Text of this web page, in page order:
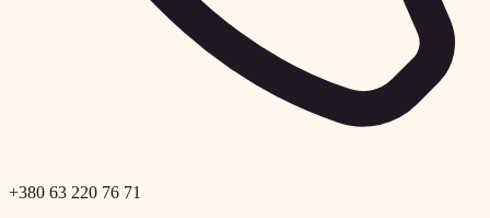
+380 63 220 76 71